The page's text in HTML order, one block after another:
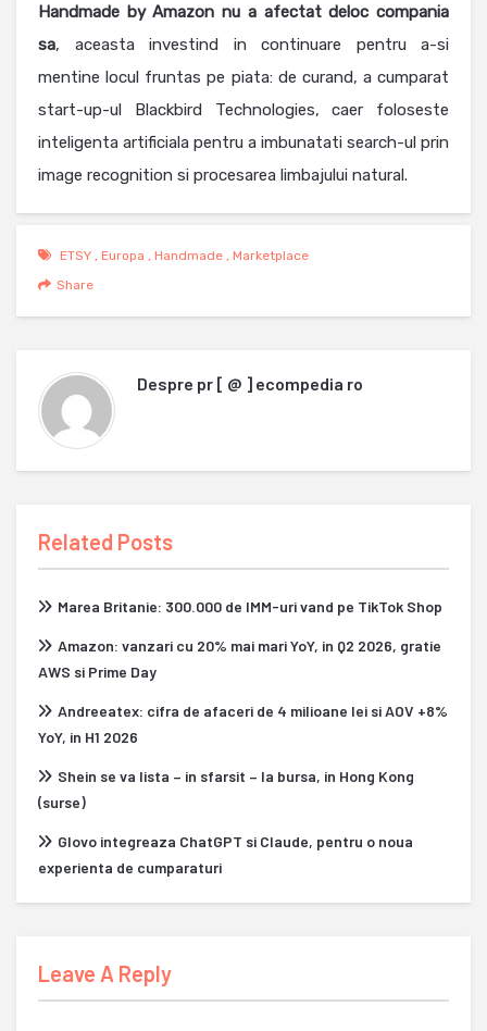
Handmade by Amazon nu a afectat deloc compania
sa, aceasta investind in continuare pentru a-si
mentine locul fruntas pe piata: de curand, a cumparat
start-up-ul Blackbird Technologies, caer foloseste
inteligenta artificiala pentru a imbunatati search-ul prin
image recognition si procesarea limbajului natural.
ETSY , Europa , Handmade , Marketplace
Share
Despre pr [ @ ] ecompedia ro
Related Posts
Marea Britanie: 300.000 de IMM-uri vand pe TikTok Shop
Amazon: vanzari cu 20% mai mari YoY, in Q2 2026, gratie
AWS si Prime Day
Andreeatex: cifra de afaceri de 4 milioane lei si AOV +8%
YoY, in H1 2026
Shein se va lista – in sfarsit – la bursa, in Hong Kong
(surse)
Glovo integreaza ChatGPT si Claude, pentru o noua
experienta de cumparaturi
Leave A Reply